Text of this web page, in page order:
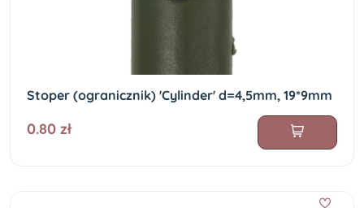
Stoper (ogranicznik) 'Cylinder' d=4,5mm, 19*9mm
0.80 zł